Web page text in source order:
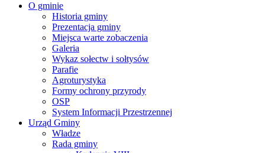
O gminie
Historia gminy
Prezentacja gminy
Miejsca warte zobaczenia
Galeria
Wykaz sołectw i sołtysów
Parafie
Agroturystyka
Formy ochrony przyrody
OSP
System Informacji Przestrzennej
Urząd Gminy
Władze
Rada gminy